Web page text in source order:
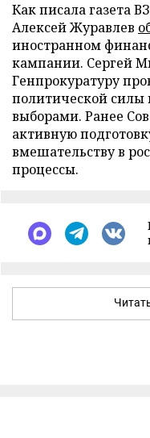
Как писала газета
Алексей Журавлев
иностранном
кампании. Сергей
Генпрокуратуру
политической
выборами. Ранее
активную
вмешательству в
процессы.